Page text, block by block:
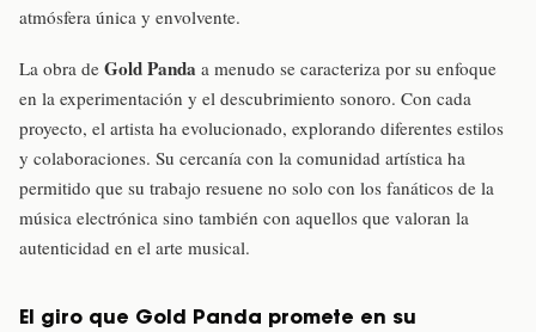
atmósfera única y envolvente.
La obra de Gold Panda a menudo se caracteriza por su enfoque
en la experimentación y el descubrimiento sonoro. Con cada
proyecto, el artista ha evolucionado, explorando diferentes estilos
y colaboraciones. Su cercanía con la comunidad artística ha
permitido que su trabajo resuene no solo con los fanáticos de la
música electrónica sino también con aquellos que valoran la
autenticidad en el arte musical.
El giro que Gold Panda promete en su